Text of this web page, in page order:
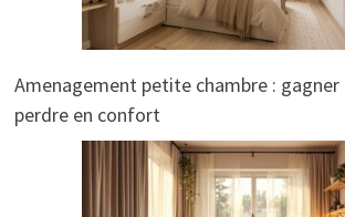
Amenagement petite chambre : gagner
perdre en confort